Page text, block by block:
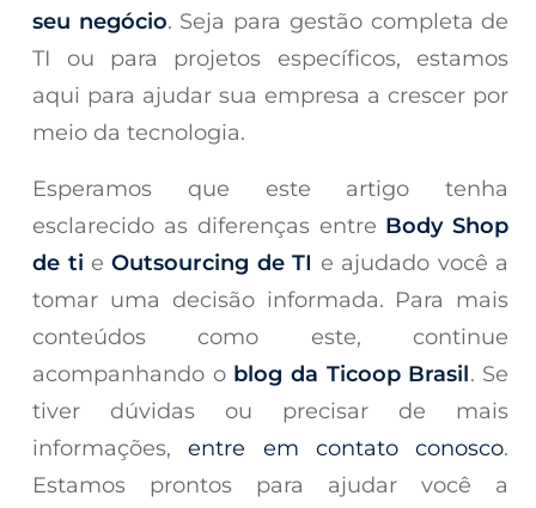
seu negócio. Seja para gestão completa de
TI ou para projetos específicos, estamos
aqui para ajudar sua empresa a crescer por
meio da tecnologia.
Esperamos que este artigo tenha
esclarecido as diferenças entre Body Shop
de ti eOutsourcing de TI e ajudado você a
tomar uma decisão informada. Para mais
conteúdos como este, continue
acompanhando o blog da Ticoop Brasil. Se
tiver dúvidas ou precisar de mais
informações,entre em contato conosco.
Estamos prontos para ajudar você a